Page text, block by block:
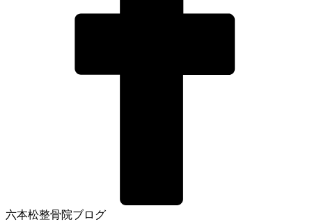
六本松整骨院ブログ